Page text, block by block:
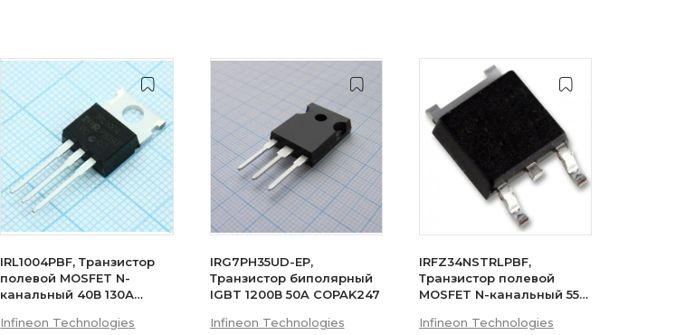
IRL1004PBF, Транзистор
полевой MOSFET N-
канальный 40В 130А
Infineon Technologies
IRG7PH35UD-EP,
Транзистор биполярный
IGBT 1200В 50A COPAK247
Infineon Technologies
IRFZ34NSTRLPBF,
Транзистор полевой
MOSFET N-канальный 55В
лента на катушке
Infineon Technologies